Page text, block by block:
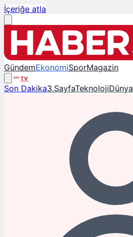
İçeriğe atla
GündemEkonomiSporMagazin
TV
Son Dakika3.SayfaTeknolojiDünya